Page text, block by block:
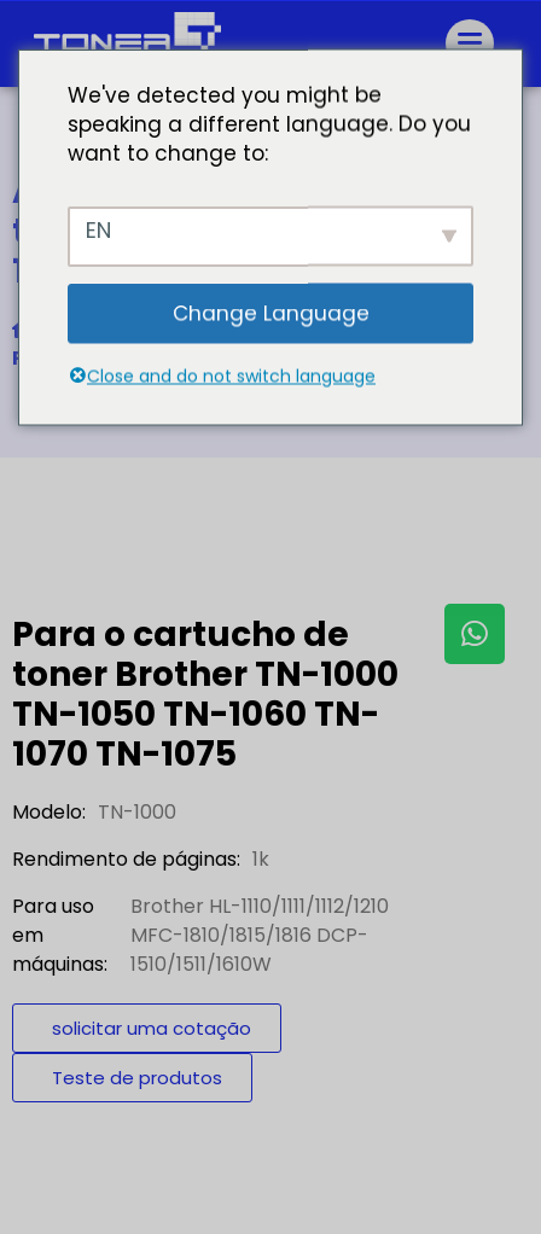
Atacadistas cartucho de
toner compatível brother hl
1110 toner
Para cartucho de toner Brother TN-1000 TN-1050
Para o cartucho de
toner Brother TN-1000
TN-1050 TN-1060 TN-
1070 TN-1075
Modelo: TN-1000
Rendimento de páginas: 1k
Para uso
em
máquinas:
Brother HL-1110/1111/1112/1210
MFC-1810/1815/1816 DCP-
1510/1511/1610W
solicitar uma cotação
Teste de produtos
We've detected you might be
speaking a different language. Do you
want to change to:
EN
Change Language
Close and do not switch language